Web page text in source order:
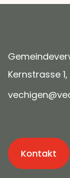
Kernstrasse
v ch g n v
Kontakt